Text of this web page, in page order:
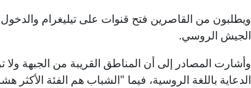
ويطلبون من القاصرين فتح قنوات على تيليغرام
الجيش الروسي.
وأشارت المصادر إلى أن المناطق القريبة من الجبهة
الدعاية باللغة الروسية، فيما "الشباب هم الفئة الأكثر